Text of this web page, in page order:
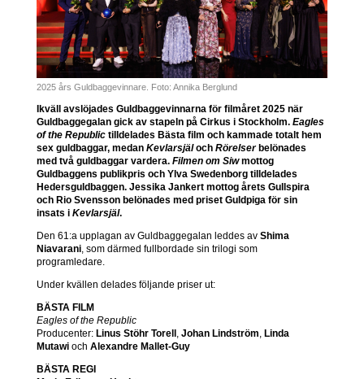
2025 års Guldbaggevinnare. Foto: Annika Berglund
Ikväll avslöjades Guldbaggevinnarna för filmåret 2025 när
Guldbaggegalan gick av stapeln på Cirkus i Stockholm. Eagles
of the Republictilldelades Bästa film och kammade totalt hem
sex guldbaggar, medan Kevlarsjäloch Rörelserbelönades
med två guldbaggar vardera. Filmen om Siwmottog
Guldbaggens publikpris och Ylva Swedenborg tilldelades
Hedersguldbaggen. Jessika Jankert mottog årets Gullspira
och Rio Svensson belönades med priset Guldpiga för sin
insats i Kevlarsjäl.
Den 61:a upplagan av Guldbaggegalan leddes av Shima
Niavarani, som därmed fullbordade sin trilogi som
programledare.
Under kvällen delades följande priser ut:
BÄSTA FILM
Eagles of the Republic
Producenter: Linus Stöhr Torell, Johan Lindström Linda
Mutawioch Alexandre Mallet-Guy
BÄSTA REGI